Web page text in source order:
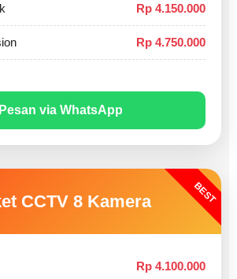
Rp 4.150.000
Rp 4.750.000
Pesan via WhatsApp
BEST
CCTV 8 Kamera
Rp 4.100.000